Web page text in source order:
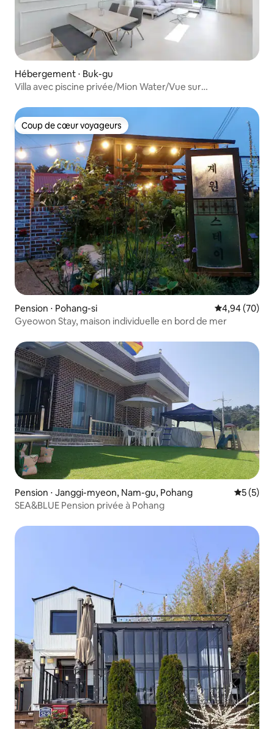
Hébergement ⋅ Buk-gu
Villa avec piscine privée/Mion Water/Vue sur
2 bâtiments
Coup de cœur voyageurs
Coup de cœur voyageurs
Pension ⋅ Pohang-si Évaluation
4,94 (70)
Gyeowon Stay, maison individuelle en bord de mer
Pension ⋅ Janggi-myeon, Nam-gu, Pohang
5 (5)
SEA&BLUE Pension privée à Pohang